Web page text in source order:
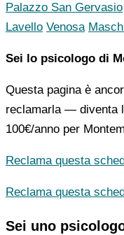
Palazzo San Gervasio
Lavello Venosa
Sei lo psicologo di
Questa pagina è
reclamarla — diventa
100€/anno per
Reclama questa
Reclama questa
Sei uno